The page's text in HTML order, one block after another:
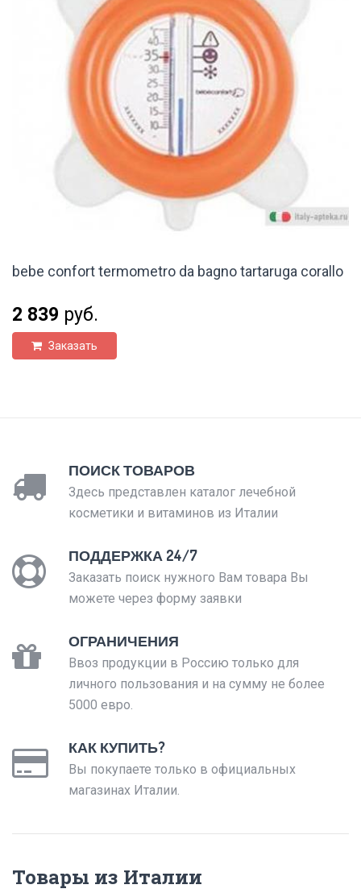
bebe confort termometro da bagno tartaruga corallo
2 839 руб.
Заказать
ПОИСК ТОВАРОВ
Здесь представлен каталог лечебной
косметики и витаминов из Италии
ПОДДЕРЖКА 24/7
Заказать поиск нужного Вам товара Вы
можете через форму заявки
ОГРАНИЧЕНИЯ
Ввоз продукции в Россию только для
личного пользования и на сумму не более
5000 евро.
КАК КУПИТЬ?
Вы покупаете только в официальных
магазинах Италии.
Товары из Италии